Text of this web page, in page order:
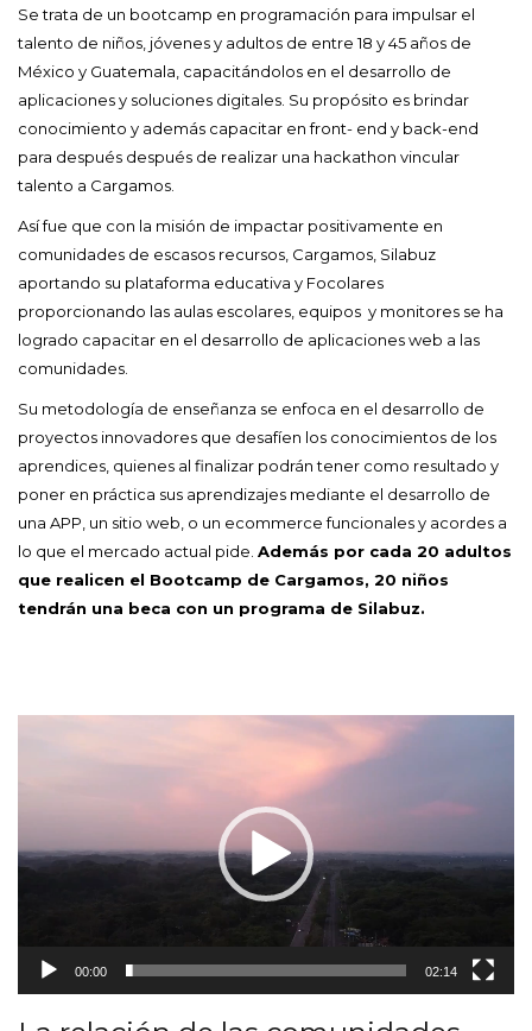
Se trata de un bootcamp en programación para impulsar el
talento de niños, jóvenes y adultos de entre 18 y 45 años de
México y Guatemala, capacitándolos en el desarrollo de
aplicaciones y soluciones digitales. Su propósito es brindar
conocimiento y además capacitar en front- end y back-end
para después después de realizar una hackathon vincular
talento a Cargamos.
Así fue que con la misión de impactar positivamente en
comunidades de escasos recursos, Cargamos, Silabuz
aportando su plataforma educativa y Focolares
proporcionando las aulas escolares, equipos y monitores se ha
logrado capacitar en el desarrollo de aplicaciones web a las
comunidades.
Su metodología de enseñanza se enfoca en el desarrollo de
proyectos innovadores que desafíen los conocimientos de los
aprendices, quienes al finalizar podrán tener como resultado y
poner en práctica sus aprendizajes mediante el desarrollo de
una APP, un sitio web, o un ecommerce funcionales y acordes a
lo que el mercado actual pide. Además por cada 20 adultos
que realicen el Bootcamp de Cargamos, 20 niños
tendrán una beca con un programa de Silabuz.
00:00 02:14